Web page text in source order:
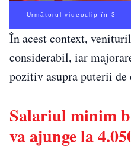
Următorul videoclip în 2
În acest context,
considerabil, iar
pozitiv asupra puterii de
Salariul minim
va ajunge la